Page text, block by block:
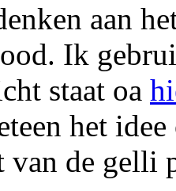
aan
Ik
staat oa
het
van de gelli